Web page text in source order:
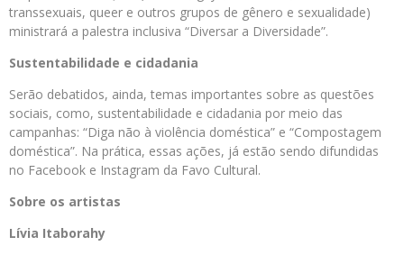
transsexuais, queer e outros grupos de gênero e sexualidade)
ministrará a palestra inclusiva “Diversar a Diversidade”.
Sustentabilidade e cidadania
Serão debatidos, ainda, temas importantes sobre as questões
sociais, como, sustentabilidade e cidadania por meio das
campanhas: “Diga não à violência doméstica” e “Compostagem
doméstica”. Na prática, essas ações, já estão sendo difundidas
no Facebook e Instagram da Favo Cultural.
Sobre os artistas
Lívia Itaborahy